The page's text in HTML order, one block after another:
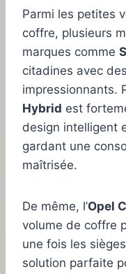
Parmi les petites
coffre, plusieurs
marques comme
citadines avec
impressionnants.
Hybrid est
design intelligent
gardant une
maîtrisée.
De même, l’Opel
volume de coffre
une fois les
solution parfaite